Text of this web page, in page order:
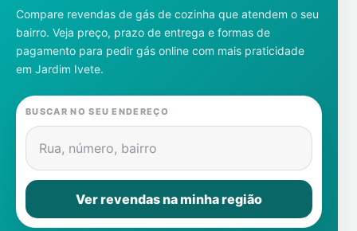
Notícias
Cadastre-se
Gás
Contatos
Compare revendas de gás de cozinha que atendem o seu
bairro. Veja preço, prazo de entrega e formas de
pagamento para pedir gás online com mais praticidade
em Jardim Ivete.
BUSCAR NO SEU ENDEREÇO
Rua, número, bairro
Ver revendas na minha região